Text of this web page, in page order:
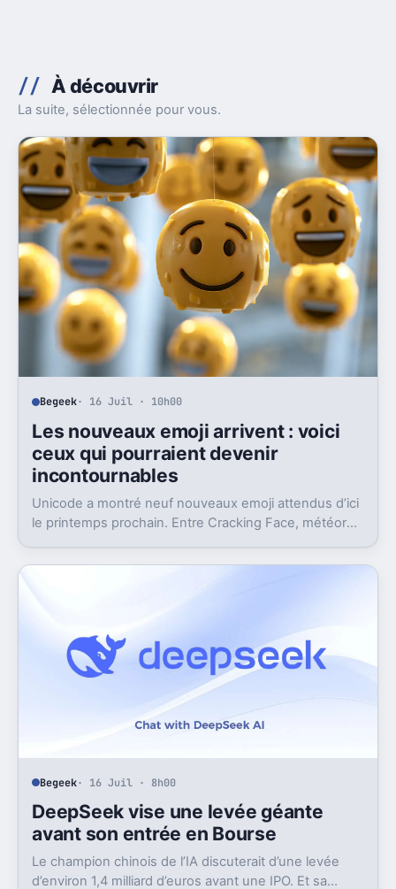
À découvrir
La suite, sélectionnée pour vous.
Begeek· 16 Juil · 10h00
Les nouveaux emoji arrivent : voici
ceux qui pourraient devenir
incontournables
Unicode a montré neuf nouveaux emoji attendus d’ici
le printemps prochain. Entre Cracking Face, météore
Begeek· 16 Juil · 8h00
DeepSeek vise une levée géante
avant son entrée en Bourse
Le champion chinois de l’IA discuterait d’une levée
d’environ 1,4 milliard d’euros avant une IPO. Et sa